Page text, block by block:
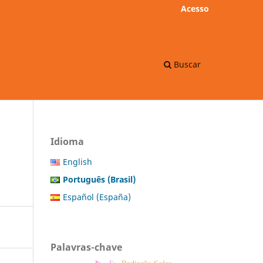
Buscar
Acesso
Idioma
English
Português (Brasil)
Español (España)
Palavras-chave